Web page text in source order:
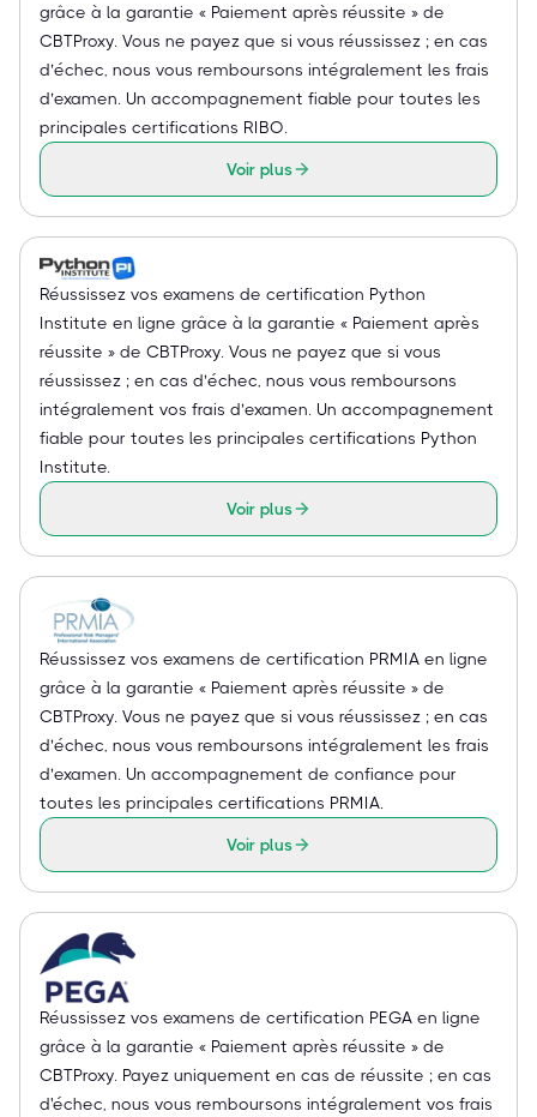
grâce à la garantie « Paiement après réussite » de
CBTProxy. Vous ne payez que si vous réussissez ; en cas
d’échec, nous vous remboursons intégralement les frais
d’examen. Un accompagnement fiable pour toutes les
principales certifications RIBO.
Voir plus
Réussissez vos examens de certification Python
Institute en ligne grâce à la garantie « Paiement après
réussite » de CBTProxy. Vous ne payez que si vous
réussissez ; en cas d’échec, nous vous remboursons
intégralement vos frais d’examen. Un accompagnement
fiable pour toutes les principales certifications Python
Institute.
Voir plus
Réussissez vos examens de certification PRMIA en ligne
grâce à la garantie « Paiement après réussite » de
CBTProxy. Vous ne payez que si vous réussissez ; en cas
d’échec, nous vous remboursons intégralement les frais
d’examen. Un accompagnement de confiance pour
toutes les principales certifications PRMIA.
Voir plus
Réussissez vos examens de certification PEGA en ligne
grâce à la garantie « Paiement après réussite » de
CBTProxy. Payez uniquement en cas de réussite ; en cas
d'échec, nous vous remboursons intégralement vos frais